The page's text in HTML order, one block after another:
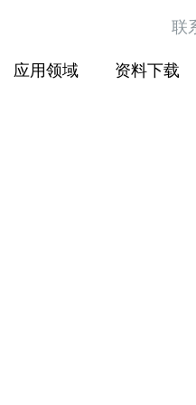
联
应用领域 资料下载